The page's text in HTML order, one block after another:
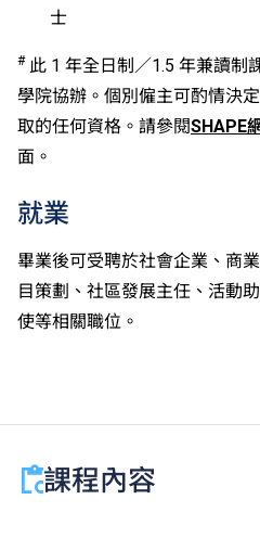
士
# 此 1 年全日制／1.5 年兼讀制
學院協辦。個別僱主可酌情決
取的任何資格。請參閱SHAPE
面。
就業
畢業後可受聘於社會企業、商
目策劃、社區發展主任、活動
使等相關職位。
課程內容